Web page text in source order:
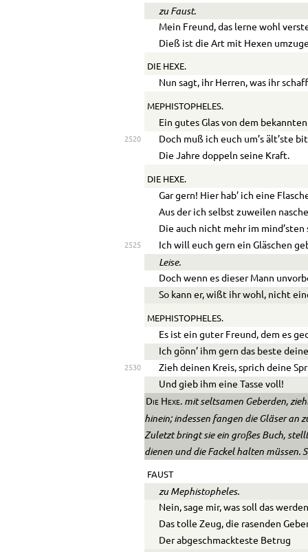
zu Faust.
Mein Freund, das lerne wohl
Dieß ist die Art mit Hexen
DIE HEXE.
Nun sagt, ihr Herren, was ihr
MEPHISTOPHELES.
Ein gutes Glas von dem
2520
Doch muß ich euch um’s ält’ste
Die Jahre doppeln seine Kraft.
DIE HEXE.
Gar gern! Hier hab’ ich eine
Aus der ich selbst zuweilen
Die auch nicht mehr im
2525 Ich will euch gern ein Gläschen
Leise.
Doch wenn es dieser Mann
So kann er, wißt ihr wohl, nicht
MEPHISTOPHELES.
Es ist ein guter Freund, dem es
Ich gönn’ ihm gern das beste
2530
Zieh deinen Kreis, sprich deine
Und gieb ihm eine Tasse voll!
Die Hexe.mit seltsamen Geberden,
hinein; indessen fangen die Gläser an
Zuletzt bringt sie ein großes Buch,
dienen und die Fackel halten müssen.
FAUST
zu Mephistopheles.
Nein, sage mir, was soll das
Das tolle Zeug, die rasenden
Der abgeschmackteste Betrug